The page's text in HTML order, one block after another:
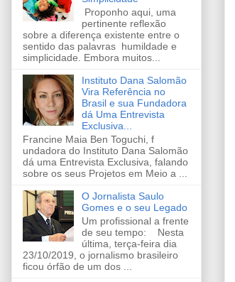
Proponho aqui, uma
pertinente reflexão
sobre a diferença existente entre o
sentido das palavras humildade e
simplicidade. Embora muitos...
Instituto Dana Salomão
Vira Referência no
Brasil e sua Fundadora
dá Uma Entrevista
Exclusiva...
Francine Maia Ben Toguchi, f
undadora do Instituto Dana Salomão
dá uma Entrevista Exclusiva, falando
sobre os seus Projetos em Meio a ...
O Jornalista Saulo
Gomes e o seu Legado
Um profissional a frente
de seu tempo: Nesta
última, terça-feira dia
23/10/2019, o jornalismo brasileiro
ficou órfão de um dos ...